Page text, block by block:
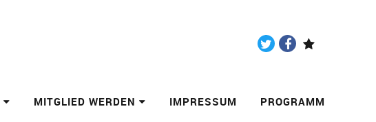
MITGLIED WERDEN IMPRESSUM PROGRAMM